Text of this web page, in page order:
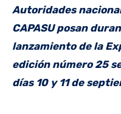
Autoridades nacionales y autoridades de la
CAPASU posan
lanzamiento de la
edición número 25
días 10 y 11 de